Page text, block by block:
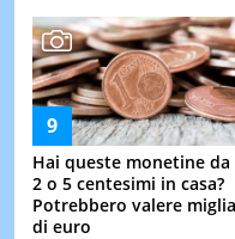
Hai queste monetine da
2 o 5 centesimi in casa?
Potrebbero valere
di euro